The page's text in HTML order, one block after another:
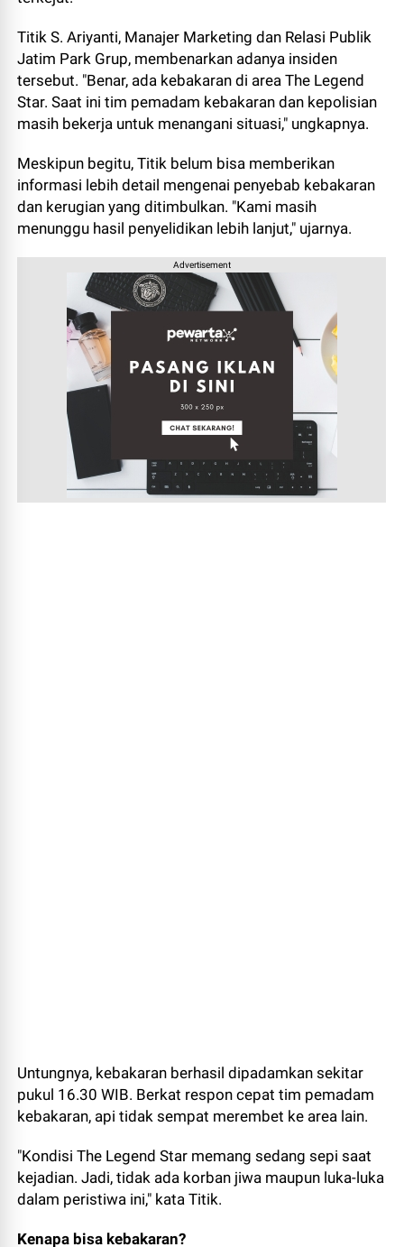
Titik S. Ariyanti, Manajer Marketing dan Relasi Publik
Jatim Park Grup, membenarkan adanya insiden
tersebut. "Benar, ada kebakaran di area The Legend
Star. Saat ini tim pemadam kebakaran dan kepolisian
masih bekerja untuk menangani situasi," ungkapnya.
Meskipun begitu, Titik belum bisa memberikan
informasi lebih detail mengenai penyebab kebakaran
dan kerugian yang ditimbulkan. "Kami masih
menunggu hasil penyelidikan lebih lanjut," ujarnya.
Advertisement
Untungnya, kebakaran berhasil dipadamkan sekitar
pukul 16.30 WIB. Berkat respon cepat tim pemadam
kebakaran, api tidak sempat merembet ke area lain.
"Kondisi The Legend Star memang sedang sepi saat
kejadian. Jadi, tidak ada korban jiwa maupun luka-luka
dalam peristiwa ini," kata Titik.
Kenapa bisa kebakaran?